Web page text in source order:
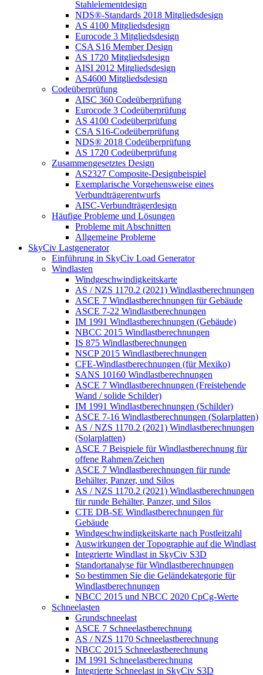
Stahlelementdesign
NDS®-Standards 2018 Mitgliedsdesign
AS 4100 Mitgliedsdesign
Eurocode 3 Mitgliedsdesign
CSA S16 Member Design
AS 1720 Mitgliedsdesign
AISI 2012 Mitgliedsdesign
AS4600 Mitgliedsdesign
Codeüberprüfung
AISC 360 Codeüberprüfung
Eurocode 3 Codeüberprüfung
AS 4100 Codeüberprüfung
CSA S16-Codeüberprüfung
NDS® 2018 Codeüberprüfung
AS 1720 Codeüberprüfung
Zusammengesetztes Design
AS2327 Composite-Designbeispiel
Exemplarische Vorgehensweise eines
Verbundträgerentwurfs
AISC-Verbundträgerdesign
Häufige Probleme und Lösungen
Probleme mit Abschnitten
Allgemeine Probleme
SkyCiv Lastgenerator
Einführung in SkyCiv Load Generator
Windlasten
Windgeschwindigkeitskarte
AS / NZS 1170.2 (2021) Windlastberechnungen
ASCE 7 Windlastberechnungen für Gebäude
ASCE 7-22 Windlastberechnungen
IM 1991 Windlastberechnungen (Gebäude)
NBCC 2015 Windlastberechnungen
IS 875 Windlastberechnungen
NSCP 2015 Windlastberechnungen
CFE-Windlastberechnungen (für Mexiko)
SANS 10160 Windlastberechnungen
ASCE 7 Windlastberechnungen (Freistehende
Wand / solide Schilder)
IM 1991 Windlastberechnungen (Schilder)
ASCE 7-16 Windlastberechnungen (Solarplatten)
AS / NZS 1170.2 (2021) Windlastberechnungen
(Solarplatten)
ASCE 7 Beispiele für Windlastberechnung für
offene Rahmen/Zeichen
ASCE 7 Windlastberechnungen für runde
Behälter, Panzer, und Silos
AS / NZS 1170.2 (2021) Windlastberechnungen
für runde Behälter, Panzer, und Silos
CTE DB-SE Windlastberechnungen für
Gebäude
Windgeschwindigkeitskarte nach Postleitzahl
Auswirkungen der Topographie auf die Windlast
Integrierte Windlast in SkyCiv S3D
Standortanalyse für Windlastberechnungen
So bestimmen Sie die Geländekategorie für
Windlastberechnungen
NBCC 2015 und NBCC 2020 CpCg-Werte
Schneelasten
Grundschneelast
ASCE 7 Schneelastberechnung
AS / NZS 1170 Schneelastberechnung
NBCC 2015 Schneelastberechnung
IM 1991 Schneelastberechnung
Integrierte Schneelast in SkyCiv S3D